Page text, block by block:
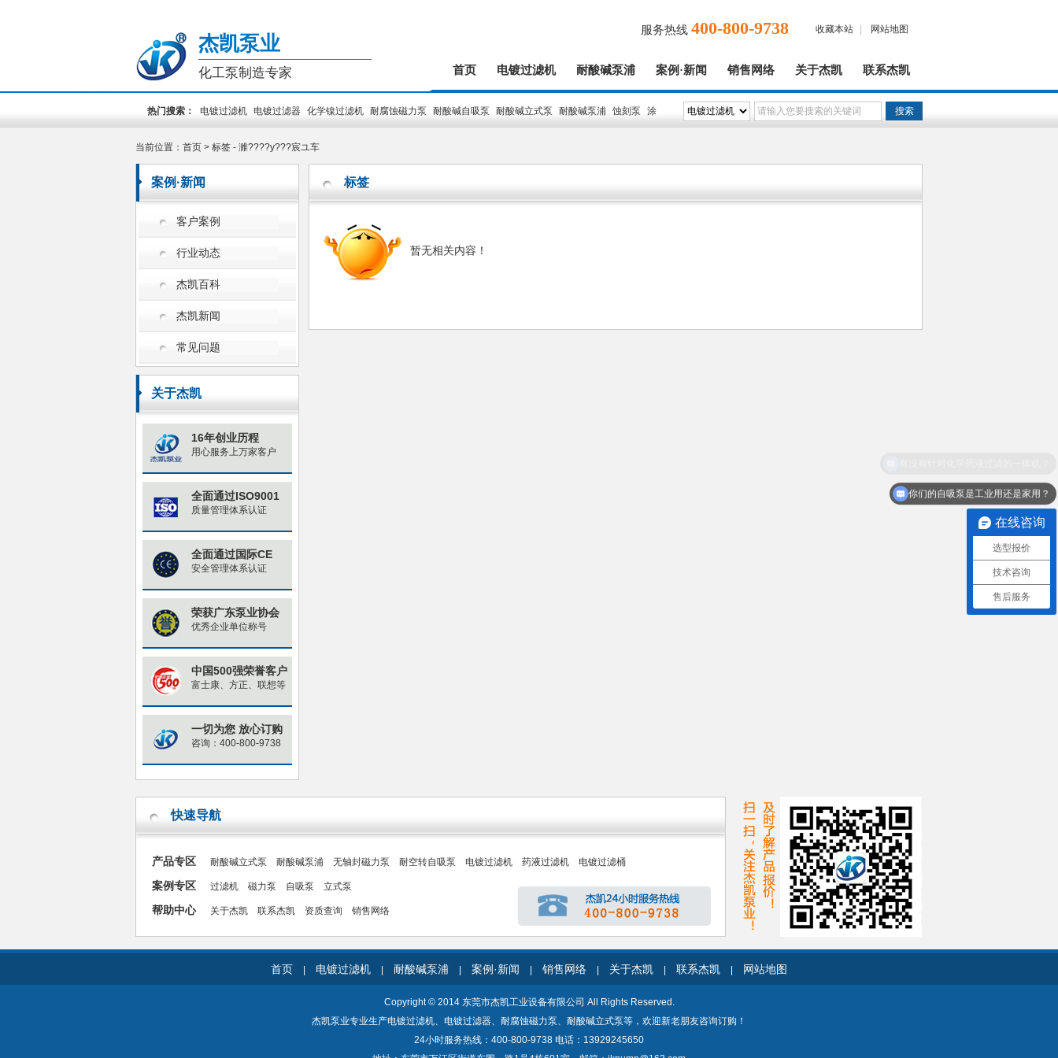
杰凯泵业
化工泵制造专家
收藏本站 网站地图
服务热线 400-800-9738
首页 电镀过滤机 耐酸碱泵浦 案例·新闻 销售网络 关于杰凯 联系杰凯
热门搜索： 电镀过滤机 电镀过滤器 化学镍过滤机 耐腐蚀磁力泵 耐酸碱自吸泵 耐酸碱立式泵 耐酸碱泵浦 蚀刻泵
涂
当前位置： 首页 > 标签 - 濉????у???宸ユ车
案例·新闻
客户案例
行业动态
杰凯百科
杰凯新闻
常见问题
关于杰凯
16年创业历程
用心服务上万家客户
全面通过ISO9001
质量管理体系认证
全面通过国际CE
安全管理体系认证
荣获广东泵业协会
优秀企业单位称号
中国500强荣誉客户
富士康、方正、联想等
一切为您 放心订购
咨询：400-800-9738
标签
暂无相关内容！
快速导航
产品专区 耐酸碱立式泵 耐酸碱泵浦 无轴封磁力泵 耐空转自吸泵 电镀过滤机 药液过滤机 电镀过滤桶
案例专区 过滤机 磁力泵 自吸泵 立式泵
帮助中心 关于杰凯 联系杰凯 资质查询 销售网络
首页 电镀过滤机 耐酸碱泵浦 案例·新闻 销售网络 关于杰凯 联系杰凯 网站地图
Copyright © 2014 东莞市杰凯工业设备有限公司 All Rights Reserved.
杰凯泵业专业生产电镀过滤机、电镀过滤器、耐腐蚀磁力泵、耐酸碱立式泵等，欢迎新老朋友咨询订购！
24小时服务热线：400-800-9738 电话：13929245650
在线咨询
选型报价
技术咨询
售后服务
你们的自吸泵是工业用还是家用？